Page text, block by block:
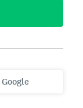
Google